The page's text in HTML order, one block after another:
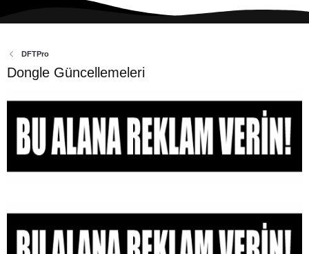
DFTPro
Dongle Güncellemeleri